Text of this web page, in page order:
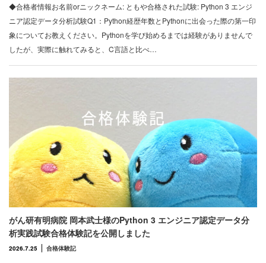
◆合格者情報お名前orニックネーム: ともや合格された試験: Python 3 エンジ
ニア認定データ分析試験Q1：Python経歴年数とPythonに出会った際の第一印
象についてお教えください。Pythonを学び始めるまでは経験がありませんで
したが、実際に触れてみると、C言語と比べ…
がん研有明病院 岡本武士様のPython 3 エンジニア認定データ分
析実践試験合格体験記を公開しました
2026.7.25 合格体験記